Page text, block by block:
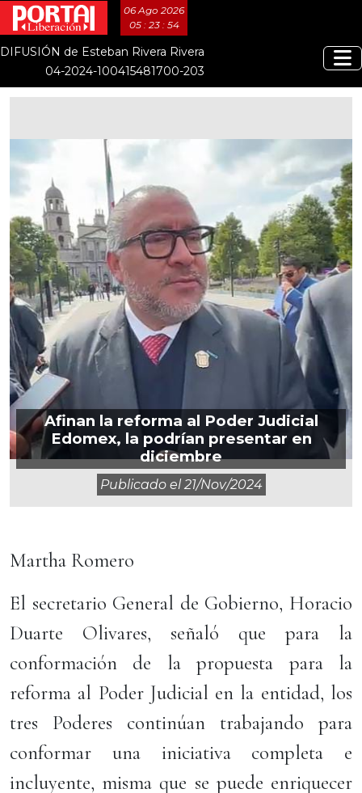
06 Ago 2026
05 : 23 : 55
DIFUSIÓN de Esteban Rivera Rivera
04-2024-100415481700-203
Afinan la reforma al Poder Judicial
Edomex, la podrían presentar en
diciembre
Publicado el21/nov/2024
Martha Romero
El secretario General de Gobierno, Horacio
Duarte Olivares, señaló que para la
conformación de la propuesta para la
reforma al Poder Judicial en la entidad, los
tres Poderes continúan trabajando para
conformar una iniciativa completa e
incluyente, misma que se puede enriquecer